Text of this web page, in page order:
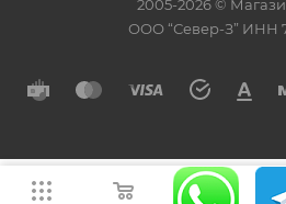
2005-2026 ©
ООО “Север-З” ИНН